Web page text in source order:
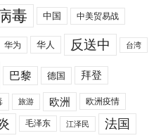
毒 中国 中美贸易战
华为 华人 反送中 台湾
巴黎 德国 拜登
旅游 欧洲 欧洲疫情
毛泽东 江泽民 法国